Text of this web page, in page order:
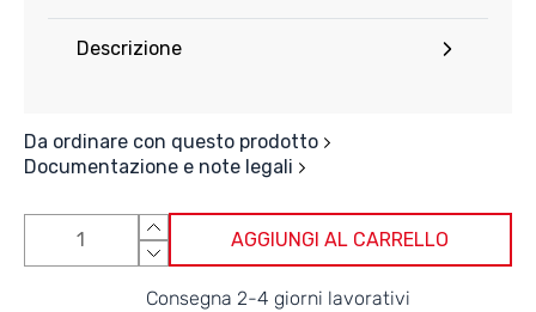
Descrizione
Da ordinare con questo prodotto
Documentazione e note legali
AGGIUNGI AL CARRELLO
Consegna 2-4 giorni lavorativi